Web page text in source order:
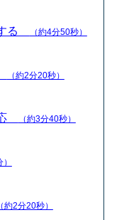
る （約4分50秒）
（約2分20秒）
（約3分40秒）
（約2分20秒）